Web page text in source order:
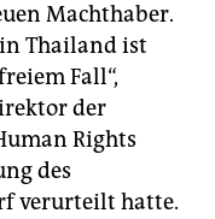
Machthaber.
Thailand ist
Fall“,
der
Rights
des
verurteilt hatte.